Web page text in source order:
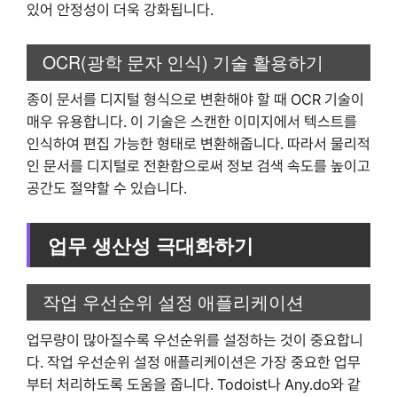
있어 안정성이 더욱 강화됩니다.
OCR(광학 문자 인식) 기술 활용하기
종이 문서를 디지털 형식으로 변환해야 할 때 OCR 기술이
매우 유용합니다. 이 기술은 스캔한 이미지에서 텍스트를
인식하여 편집 가능한 형태로 변환해줍니다. 따라서 물리적
인 문서를 디지털로 전환함으로써 정보 검색 속도를 높이고
공간도 절약할 수 있습니다.
업무 생산성 극대화하기
작업 우선순위 설정 애플리케이션
업무량이 많아질수록 우선순위를 설정하는 것이 중요합니
다. 작업 우선순위 설정 애플리케이션은 가장 중요한 업무
부터 처리하도록 도움을 줍니다. Todoist나 Any.do와 같